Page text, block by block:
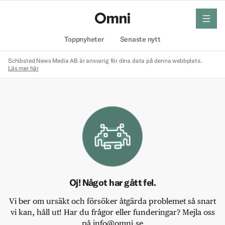
Toppnyheter Senaste nytt
meny
Schibsted News Media AB är ansvarig för dina data på denna webbplats.
Läs mer här
Oj! Något har gått fel.
Vi ber om ursäkt och försöker åtgärda problemet så snart
vi kan, håll ut! Har du frågor eller funderingar? Mejla oss